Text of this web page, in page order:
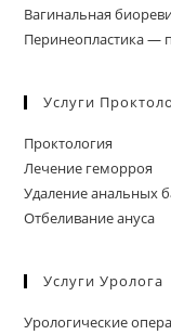
Вагинальная
Перинеопластика —
Услуги
Проктология
Лечение геморроя
Удаление анальных
Отбеливание ануса
Услуги Уролога
Урологические